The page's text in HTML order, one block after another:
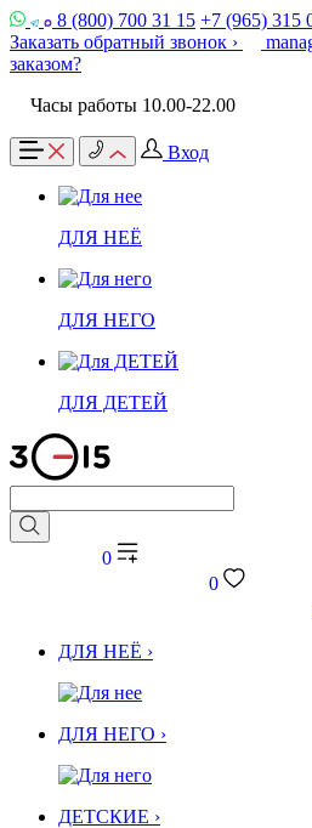
8 (800) 700 31 15 +7 (965) 315
Заказать обратный звонок ›
заказом?
Часы работы 10.00-22.00
Вход
ДЛЯ НЕЁ
ДЛЯ НЕГО
ДЛЯ ДЕТЕЙ
0
0
ДЛЯ НЕЁ ›
ДЛЯ НЕГО ›
ДЕТСКИЕ ›